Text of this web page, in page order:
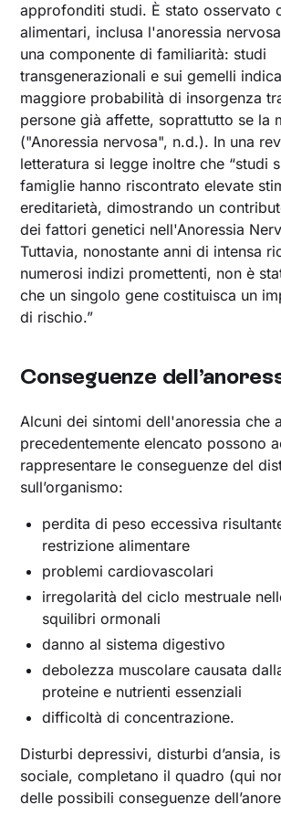
approfonditi studi. È stato osservato
alimentari, inclusa l'anoressia
una componente di familiarità: studi
transgenerazionali e sui gemelli
maggiore probabilità di insorgenza
persone già affette, soprattutto se la
("Anoressia nervosa", n.d.). In una
letteratura si legge inoltre che “studi
famiglie hanno riscontrato elevate
ereditarietà, dimostrando un
dei fattori genetici nell'Anoressia
Tuttavia, nonostante anni di intensa
numerosi indizi promettenti, non è
che un singolo gene costituisca un
di rischio.”
Conseguenze
Alcuni dei sintomi dell'anoressia che
precedentemente elencato possono
rappresentare le conseguenze del
sull’organismo:
perdita di peso eccessiva
restrizione alimentare
problemi cardiovascolari
irregolarità del ciclo mestruale
squilibri ormonali
danno al sistema digestivo
debolezza muscolare causata
proteine e nutrienti essenziali
difficoltà di concentrazione.
Disturbi depressivi, disturbi d’ansia,
sociale, completano il quadro (qui
delle possibili conseguenze